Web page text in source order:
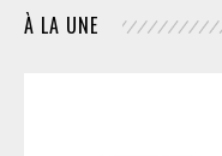
À LA UNE